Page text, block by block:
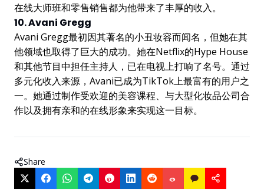
在线大师班和零售销售都为他带来了丰厚的收入。
10. Avani Gregg
Avani Gregg最初因其著名的小丑妆容而闻名，但她在其
他领域也取得了巨大的成功。她在Netflix的Hype House
和其他节目中担任主持人，已在电视上打响了名号。通过
多元化收入来源，Avani已成为TikTok上最富有的用户之
一。她通过制作受欢迎的美容课程、与大型化妆品公司合
作以及拥有亲和的在线形象来实现这一目标。
Share